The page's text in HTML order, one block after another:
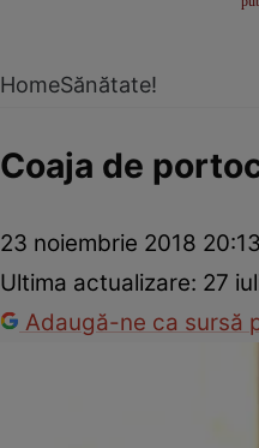
HomeSănătate!
Coaja de
23 noiembrie 2018 20:13
Ultima actualizare: 27
Adaugă-ne ca sursă